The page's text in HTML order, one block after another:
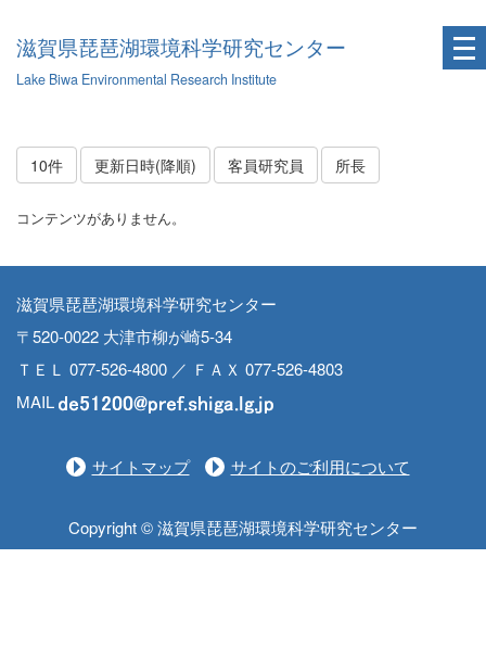
滋賀県琵琶湖環境科学研究センター
Lake Biwa Environmental Research Institute
10件 更新日時(降順) 客員研究員 所長
コンテンツがありません。
滋賀県琵琶湖環境科学研究センター
〒520-0022 大津市柳が崎5-34
ＴＥＬ 077-526-4800 ／ ＦＡＸ 077-526-4803
MAIL
サイトマップ サイトのご利用について
Copyright © 滋賀県琵琶湖環境科学研究センター